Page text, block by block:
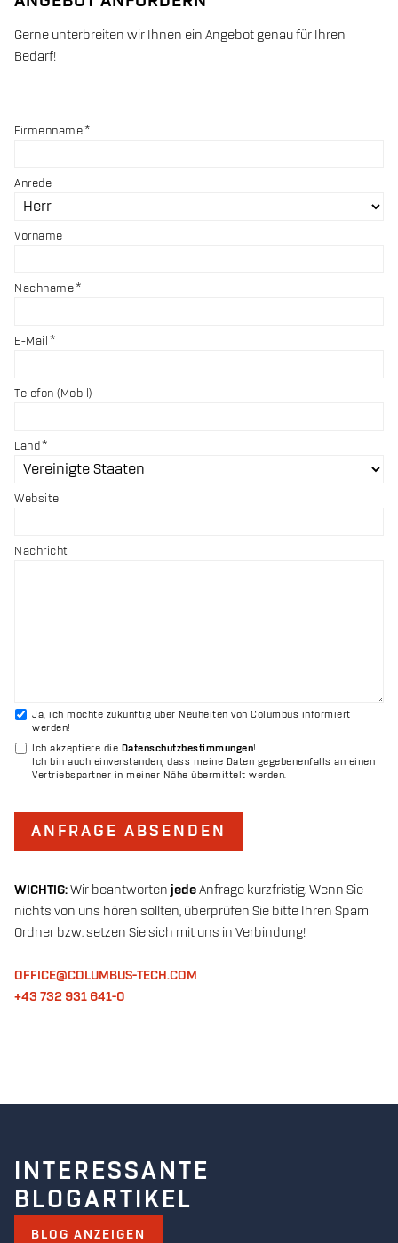
WICHTIG:Wir beantworten jedeAnfrage kurzfristig. Wenn Sie
nichts von uns hören sollten, überprüfen Sie bitte Ihren Spam
Ordner bzw. setzen Sie sich mit uns in Verbindung!
OFFICE@COLUMBUS-TECH.COM
+43 732 931 641-0
Gerne unterbreiten wir Ihnen ein Angebot genau für Ihren
Bedarf!
Firmenname
Anrede
Vorname
Nachname
E-Mail
Telefon (Mobil)
Land
Website
Nachricht
Ja, ich möchte zukünftig über Neuheiten von Columbus informiert
werden!
Ich akzeptiere die Datenschutzbestimmungen!
Ich bin auch einverstanden, dass meine Daten gegebenenfalls an einen
Vertriebspartner in meiner Nähe übermittelt werden.
ANFRAGE ABSENDEN
INTERESSANTE
BLOGARTIKEL
BLOG ANZEIGEN